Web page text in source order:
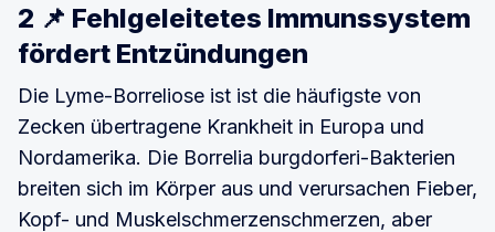
2 📌 Fehlgeleitetes Immunssystem
fördert Entzündungen
Die Lyme-Borreliose ist ist die häufigste von
Zecken übertragene Krankheit in Europa und
Nordamerika. Die Borrelia burgdorferi-Bakterien
breiten sich im Körper aus und verursachen Fieber,
Kopf- und Muskelschmerzenschmerzen, aber